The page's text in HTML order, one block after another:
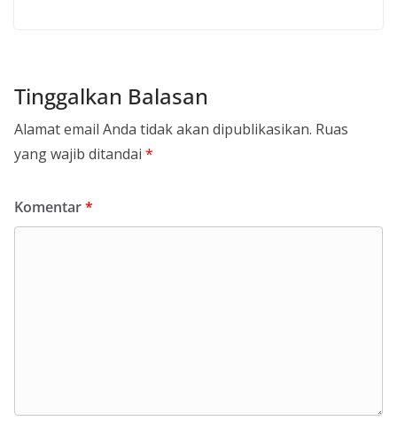
Tinggalkan Balasan
Alamat email Anda tidak akan dipublikasikan. Ruas
yang wajib ditandai *
Komentar*